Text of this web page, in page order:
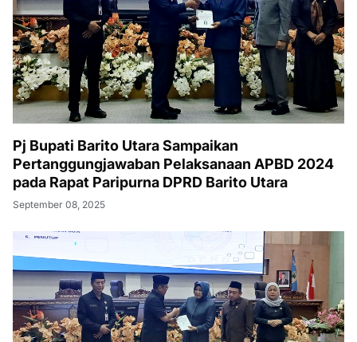
Pj Bupati Barito Utara Sampaikan
Pertanggungjawaban Pelaksanaan APBD 2024
pada Rapat Paripurna DPRD Barito Utara
September 08, 2025